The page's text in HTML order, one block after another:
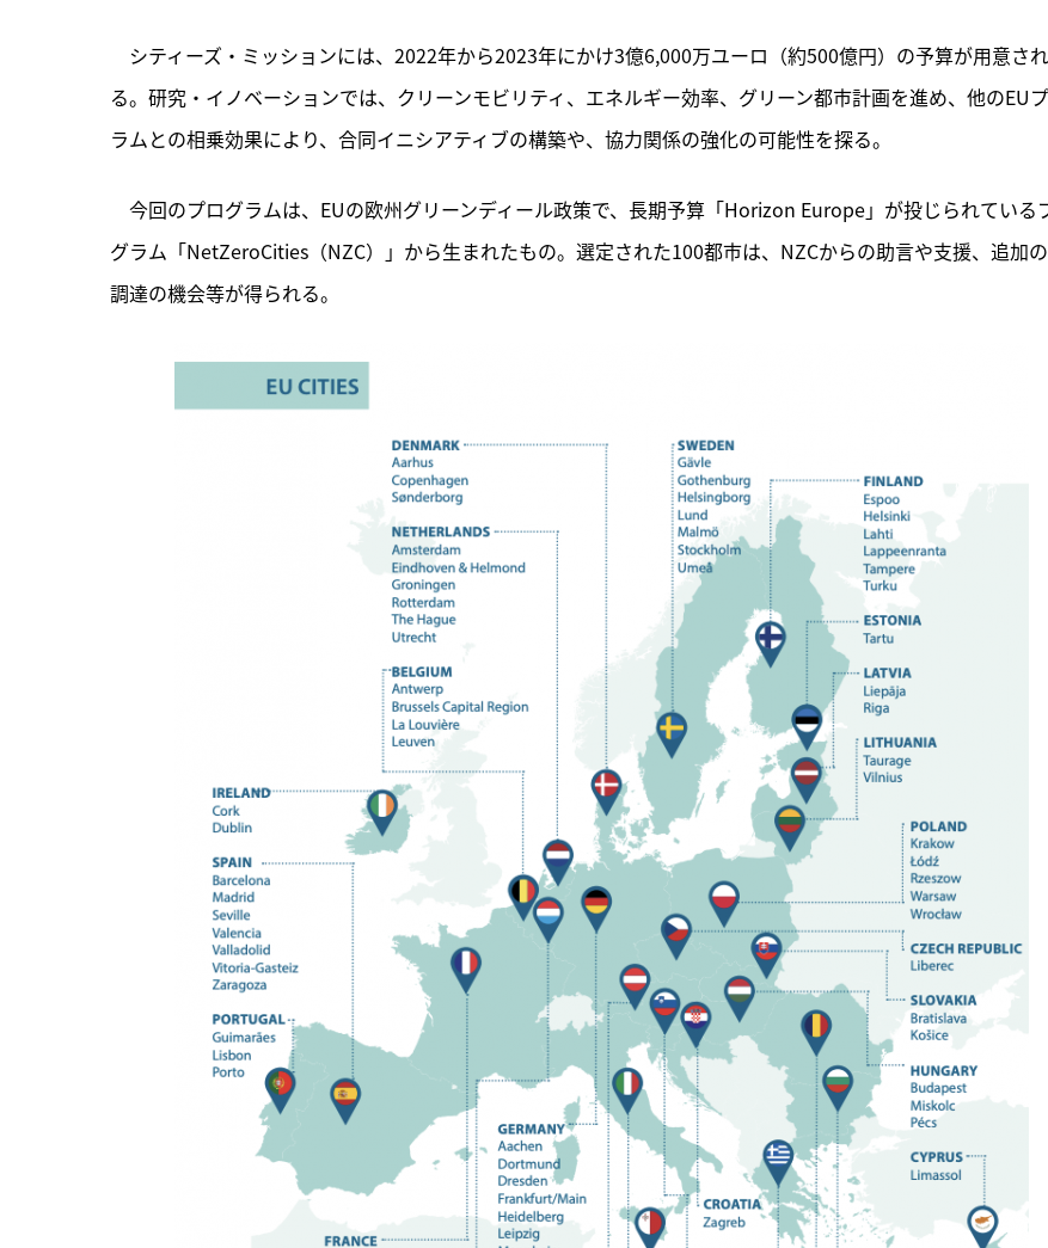
シティーズ・ミッションには、2022年から2023年にかけ3億6,000万ユーロ（約500億円）の予算が用意さ
る。研究・イノベーションでは、クリーンモビリティ、エネルギー効率、グリーン都市計画を進め、他のEU
ラムとの相乗効果により、合同イニシアティブの構築や、協力関係の強化の可能性を探る。
今回のプログラムは、EUの欧州グリーンディール政策で、長期予算「Horizon Europe」が投じられている
グラム「NetZeroCities（NZC）」から生まれたもの。選定された100都市は、NZCからの助言や支援、追加
調達の機会等が得られる。